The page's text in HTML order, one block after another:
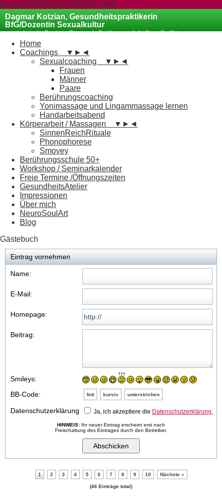
[google16290ea9a2d9784c.html]
Dagmar Kotzian, Gesundheitspraktikerin
BfG/Dozentin Sexualkultur
psychologische Beraterin, Paarcoach, Berührungsschule, NeuroSoulArt
CoachingHome
Coachings
▼ ► ◄
Sexualcoaching
▼ ► ◄
Frauen
Männer
Paare
Berührungscoaching
Yonimassage und Lingammassage lernen
Handarbeitsabend
Körperarbeit / Massagen
▼ ► ◄
SinnenReichRituale
Phonophorese
Smovey
Berührungsschule 50+
Workshop / Seminarkalender
Freie Termine /Öffnungszeiten
GesundheitsAtelier
Impressionen
Über mich
NeuroSoulArt
Blog
Gästebuch
Eintrag vornehmen
Name:
E-Mail:
Homepage:
Beitrag:
Smileys:
BB-Code:
fett kursiv unterstrichen
Datenschutzerklärung Ja, ich akzeptiere die Datenschutzerklärung.
HINWEIS: Ihr neuer Eintrag erscheint erst nach
Freischaltung des Eintrages durch den Betreiber.
1 2 3 4 5 6 7 8 9 10 Nächste »
(46 Einträge total)